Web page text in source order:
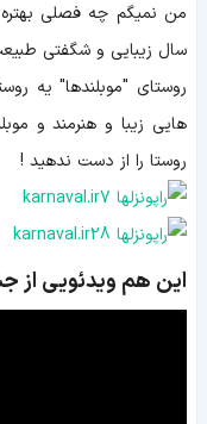
من نمیگم چه فصلی
سال زیبایی و شگفتی
روستای "موبلندها" یه
هایی زیبا و هنرمند و
روستا را از دست ندهید !
این هم ویدئویی از